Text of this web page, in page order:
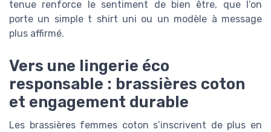
tenue renforce le sentiment de bien être, que l’on
porte un simple t shirt uni ou un modèle à message
plus affirmé.
Vers une lingerie éco
responsable : brassières coton
et engagement durable
Les brassières femmes coton s’inscrivent de plus en